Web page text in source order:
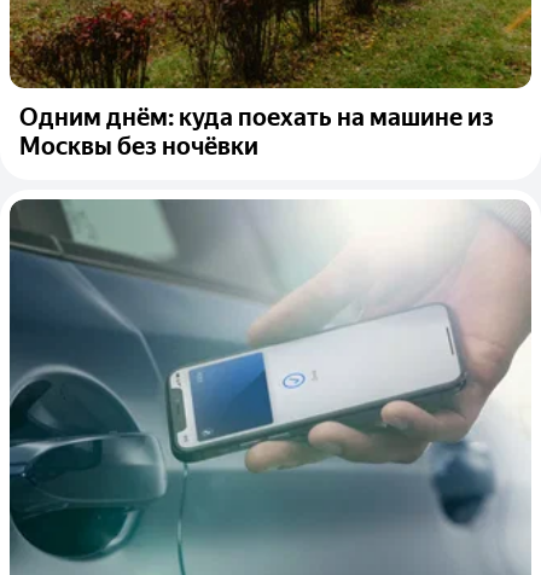
Одним днём: куда поехать на машине из
Москвы без ночёвки